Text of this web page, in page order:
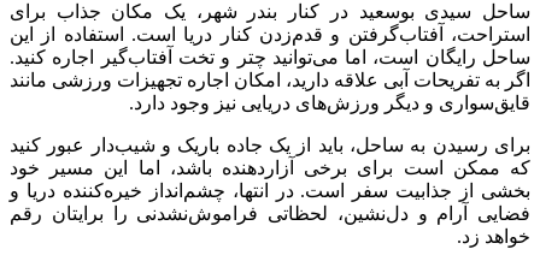
ساحل سیدی بوسعید در کنار بندر شهر، یک مکان جذاب برای
استراحت، آفتاب‌گرفتن و قدم‌زدن کنار دریا است. استفاده از این
ساحل رایگان است، اما می‌توانید چتر و تخت آفتاب‌گیر اجاره کنید.
اگر به تفریحات آبی علاقه دارید، امکان اجاره تجهیزات ورزشی مانند
قایق‌سواری و دیگر ورزش‌های دریایی نیز وجود دارد.
برای رسیدن به ساحل، باید از یک جاده باریک و شیب‌دار عبور کنید
که ممکن است برای برخی آزاردهنده باشد، اما این مسیر خود
بخشی از جذابیت سفر است. در انتها، چشم‌انداز خیره‌کننده دریا و
فضایی آرام و دل‌نشین، لحظاتی فراموش‌نشدنی را برایتان رقم
خواهد زد.